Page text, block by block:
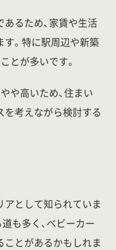
るため、家賃や生活
。特に駅周辺や新築
とが多いです。
や高いため、住まい
考えながら検討する
として知られていま
も多く、ベビーカー
とがあるかもしれま